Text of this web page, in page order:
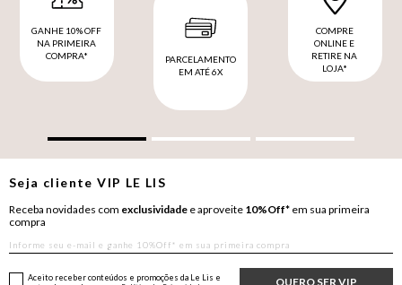
GANHE 10% OFF
NA PRIMEIRA
COMPRA*
PARCELAMENTO
EM ATÉ 6X
COMPRE
ONLINE E
RETIRE NA
LOJA*
Seja clienteVIP LE LIS
Receba novidades com exclusividade e aproveite 10%Off* em sua primeira
compra
QUERO SER VIP
Aceito receber conteúdos e promoções da Le Lis e